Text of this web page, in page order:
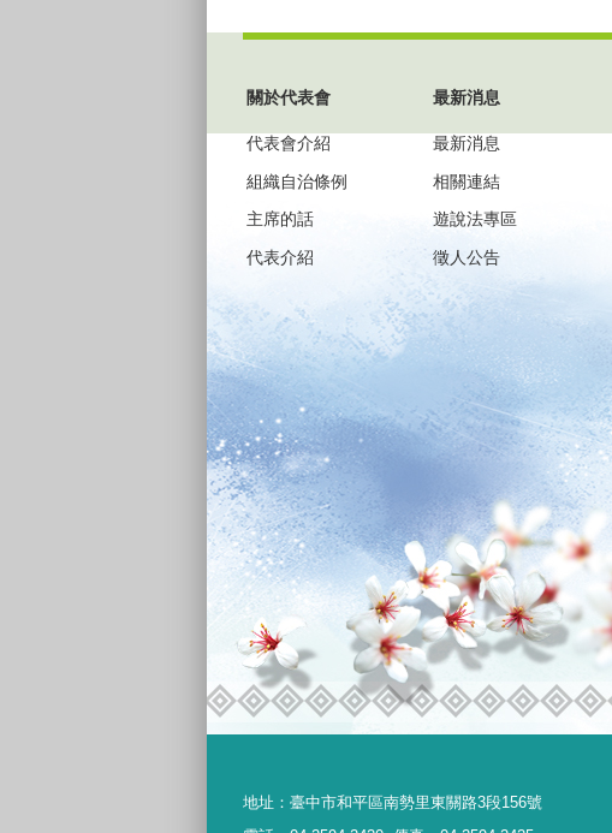
關於代表會
代表會介紹
組織自治條例
主席的話
代表介紹
最新消息
最新消息
相關連結
遊說法專區
徵人公告
地址： 臺中市和平區南勢里東關路3段156號